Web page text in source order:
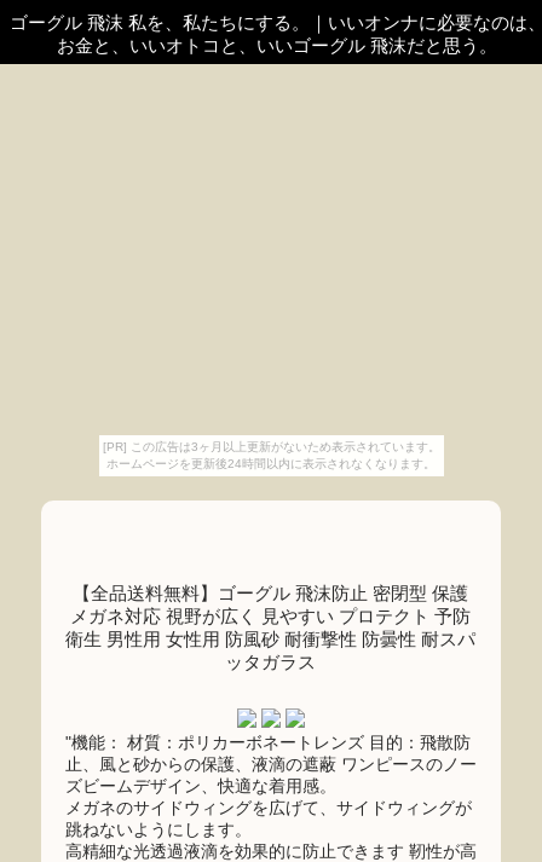
[PR] この広告は3ヶ月以上更新がないため表示されています。
ホームページを更新後24時間以内に表示されなくなります。
ゴーグル 飛沫 私を、私たちにする。 ｜ いいオンナに必要なのは
お金と、いいオトコと、いいゴーグル 飛沫だと思う。
【全品送料無料】ゴーグル 飛沫防止 密閉型 保護
メガネ対応 視野が広く 見やすい プロテクト 予防
衛生 男性用 女性用 防風砂 耐衝撃性 防曇性 耐スパ
ッタガラス
"機能： 材質：ポリカーボネートレンズ 目的：飛散防
止、風と砂からの保護、液滴の遮蔽 ワンピースのノー
ズビームデザイン、快適な着用感。
メガネのサイドウィングを広げて、サイドウィングが
跳ねないようにします。
高精細な光透過液滴を効果的に防止できます 靭性が高